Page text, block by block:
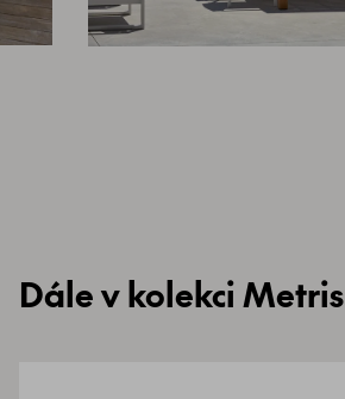
Dále v kolekci Metris